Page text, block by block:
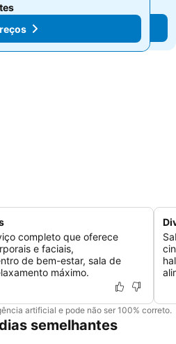
preços
completo que oferece
e faciais,
de bem-estar, sala de
máximo.
artificial e pode não ser 100% correto.
semelhantes